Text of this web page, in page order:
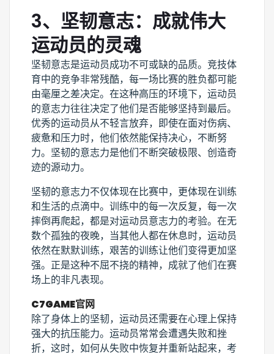
3、坚韧意志：成就伟大
运动员的灵魂
坚韧意志是运动员成功不可或缺的品质。竞技体
育中的竞争非常残酷，每一场比赛的胜负都可能
由毫厘之差决定。在这种高压的环境下，运动员
的意志力往往决定了他们是否能够坚持到最后。
优秀的运动员从不轻言放弃，即使在面对伤病、
疲惫和压力时，他们依然能保持决心，不断努
力。坚韧的意志力是他们不断突破极限、创造奇
迹的源动力。
坚韧的意志力不仅体现在比赛中，更体现在训练
和生活的点滴中。训练中的每一次反复，每一次
摔倒再爬起，都是对运动员意志力的考验。在无
数个孤独的夜晚，当其他人都在休息时，运动员
依然在默默训练，艰苦的训练让他们变得更加坚
强。正是这种不屈不挠的精神，成就了他们在赛
场上的非凡表现。
C7GAME官网
除了身体上的坚韧，运动员还需要在心理上保持
强大的抗压能力。运动员常常会遭遇失败和挫
折，这时，如何从失败中恢复并重新站起来，考